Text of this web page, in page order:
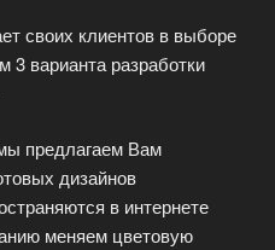
своих клиентов в выборе
3 варианта разработки
предлагаем Вам
дизайнов
в интернете
меняем цветовую